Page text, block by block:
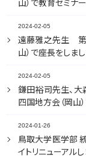
山）で教育セミナ
2024-02-05
遠藤雅之先生 第
山）で座長をしま
2024-02-05
鎌田裕司先生、
四国地方会（岡山
2024-01-26
鳥取大学医学部
イトリニューアルし